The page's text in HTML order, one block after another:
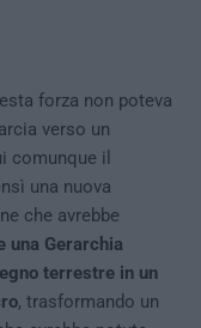
forza non poteva
verso un
comunque il
una nuova
che avrebbe
una Gerarchia
terrestre in un
, trasformando un